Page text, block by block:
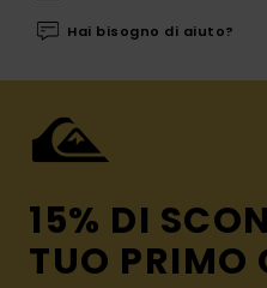
Hai bisogno di aiuto?
15% DI
TUO PRIMO